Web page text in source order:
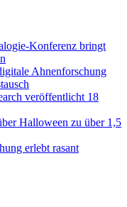
Konferenz bringt
Ahnenforschung
veröffentlicht 18
Halloween zu über 1,5
erlebt rasant